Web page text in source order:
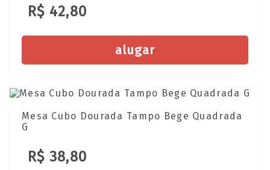
R$ 42,80
alugar
Mesa Cubo Dourada Tampo Bege Quadrada
G
R$ 38,80